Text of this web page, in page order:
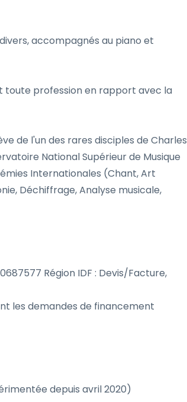
accompagnés au piano et
toute profession en rapport avec la
de l'un des rares disciples de Charles
National Supérieur de Musique
Internationales (Chant, Art
Déchiffrage, Analyse musicale,
Région IDF : Devis/Facture,
les demandes de financement
depuis avril 2020)